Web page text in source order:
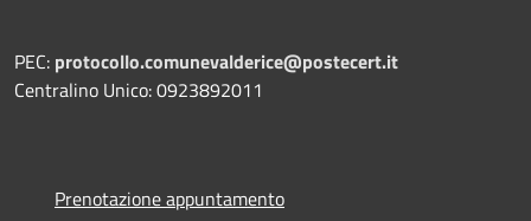
PEC: protocollo.comunevalderice@postecert.it
Centralino Unico: 0923892011
Prenotazione appuntamento